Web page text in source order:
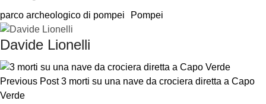
parco archeologico di pompei
Pompei
Davide Lionelli
Previous Post 3 morti su una nave da crociera diretta a Capo
Verde